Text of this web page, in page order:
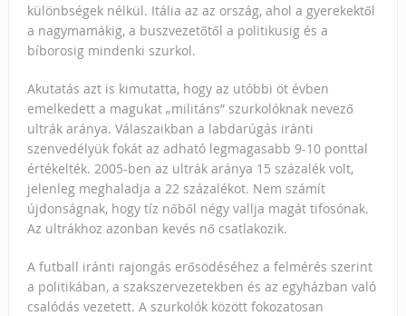
különbségek nélkül. Itália az az ország, ahol a gyerekektől
a nagymamákig, a buszvezetőtől a politikusig és a
bíborosig mindenki szurkol.
Akutatás azt is kimutatta, hogy az utóbbi öt évben
emelkedett a magukat „militáns” szurkolóknak nevező
ultrák aránya. Válaszaikban a labdarúgás iránti
szenvedélyük fokát az adható legmagasabb 9-10 ponttal
értékelték. 2005-ben az ultrák aránya 15 százalék volt,
jelenleg meghaladja a 22 százalékot. Nem számít
újdonságnak, hogy tíz nőből négy vallja magát tifosónak.
Az ultrákhoz azonban kevés nő csatlakozik.
A futball iránti rajongás erősödéséhez a felmérés szerint
a politikában, a szakszervezetekben és az egyházban való
csalódás vezetett. A szurkolók között fokozatosan